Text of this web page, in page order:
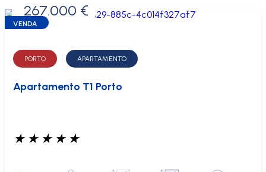
0 €
267.000 €
VENDA
PORTO APARTAMENTO
Apartamento T1 Porto
★ ★ ★ ★ ★